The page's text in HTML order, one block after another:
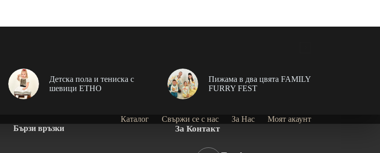
Детска пола и тениска с
шевици ЕТНО
Пижама в два цвята FAMILY
FURRY FEST
Каталог Свържи се с нас За Нас
Моят акаунт
Бързи връзки За Контакт